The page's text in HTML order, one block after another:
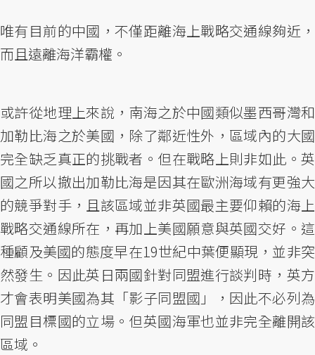
唯有目前的中國，不僅距離海上戰略交通線夠近，
而且遠離海洋霸權。
或許從地理上來說，南海之於中國類似墨西哥灣和
加勒比海之於美國，除了鄰近性外，區域內的大國
完全缺乏真正的挑戰者。但在戰略上則非如此。英
國之所以撤出加勒比海是因其在歐洲海域有更強大
的競爭對手，且該區域並非英國最主要仰賴的海上
戰略交通線所在，再加上美國願意與英國交好。這
種顧及美國的態度早在19世紀中葉便顯現，並非突
然發生。因此英日兩國針對同盟進行談判時，英方
才會表明美國為其「影子同盟國」，因此不必列為
同盟目標國的立場。但英國海軍也並非完全離開該
區域。